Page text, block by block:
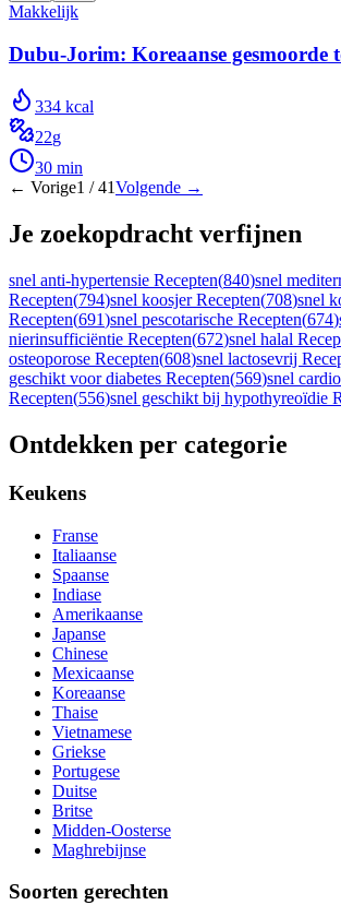
Makkelijk
Dubu-Jorim: Koreaanse gesmoorde
334 kcal
22g
30 min
← Vorige1 /41Volgende →
Je zoekopdracht verfijnen
snel anti-hypertensie Recepten(840)snel
Recepten(794)snel koosjer Recepten(708)snel
Recepten(691)snel pescotarische Recepten(674)
nierinsufficiëntie Recepten(672)snel halal
osteoporose Recepten(608)snel lactosevrij
geschikt voor diabetes Recepten(569)snel
Recepten(556)snel geschikt bij hypothyreoïdie
Ontdekken per categorie
Keukens
Franse
Italiaanse
Spaanse
Indiase
Amerikaanse
Japanse
Chinese
Mexicaanse
Koreaanse
Thaise
Vietnamese
Griekse
Portugese
Duitse
Britse
Midden-Oosterse
Maghrebijnse
Soorten gerechten